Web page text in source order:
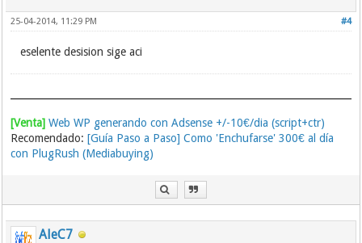
#4
25-04-2014, 11:29 PM
eselente desision sige aci
[Venta] Web WP generando con Adsense +/-10€/dia (script+ctr)
Recomendado:[Guía Paso a Paso] Como 'Enchufarse' 300€ al día
con PlugRush (Mediabuying)
AleC7